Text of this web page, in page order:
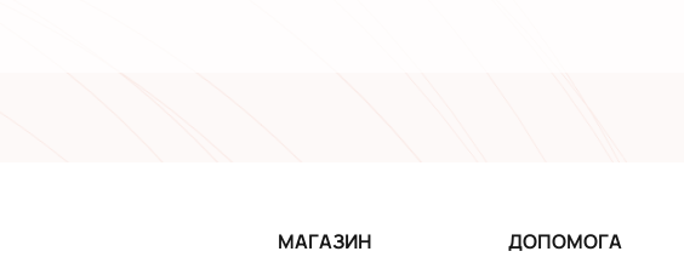
МАГАЗИН ДОПОМОГА